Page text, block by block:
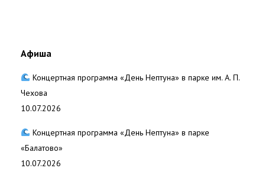
Афиша
Концертная программа «День Нептуна» в парке им. А. П.
Чехова
10.07.2026
Концертная программа «День Нептуна» в парке
«Балатово»
10.07.2026